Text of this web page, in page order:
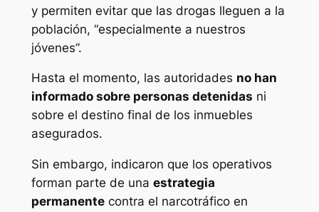
y permiten evitar que las drogas lleguen a la
población, “especialmente a nuestros
jóvenes”.
Hasta el momento, las autoridades no han
informado sobre personas detenidas ni
sobre el destino final de los inmuebles
asegurados.
Sin embargo, indicaron que los operativos
forman parte de una estrategia
permanentecontra el narcotráfico en